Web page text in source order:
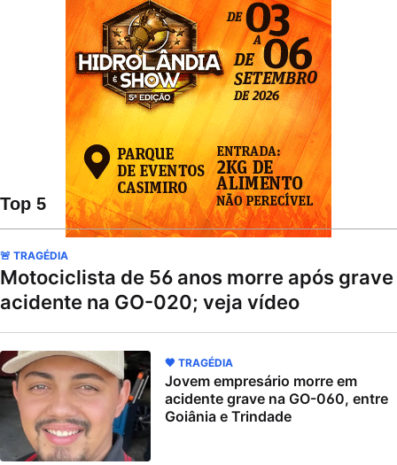
Top 5
🚨 TRAGÉDIA
Motociclista de 56 anos morre após grave
acidente na GO-020; veja vídeo
🖤 TRAGÉDIA
Jovem empresário morre em
acidente grave na GO-060, entre
Goiânia e Trindade